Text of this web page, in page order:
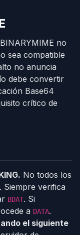
no
sea compatible
no anuncia
debe convertir
Base64
crítico de
No todos los
Siempre verifica
BDAT. Si
a DATA.
el siguiente